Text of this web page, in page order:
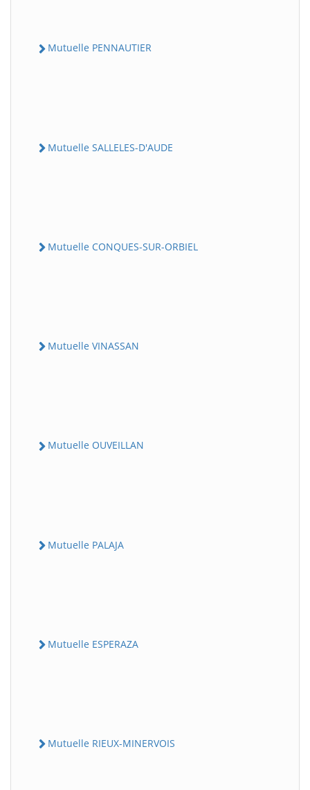
Mutuelle PENNAUTIER
Mutuelle SALLELES-D'AUDE
Mutuelle CONQUES-SUR-ORBIEL
Mutuelle VINASSAN
Mutuelle OUVEILLAN
Mutuelle PALAJA
Mutuelle ESPERAZA
Mutuelle RIEUX-MINERVOIS